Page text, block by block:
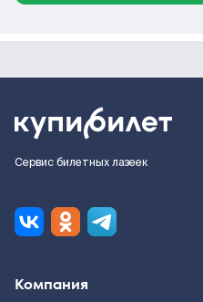
Сервис билетных лазеек
Компания